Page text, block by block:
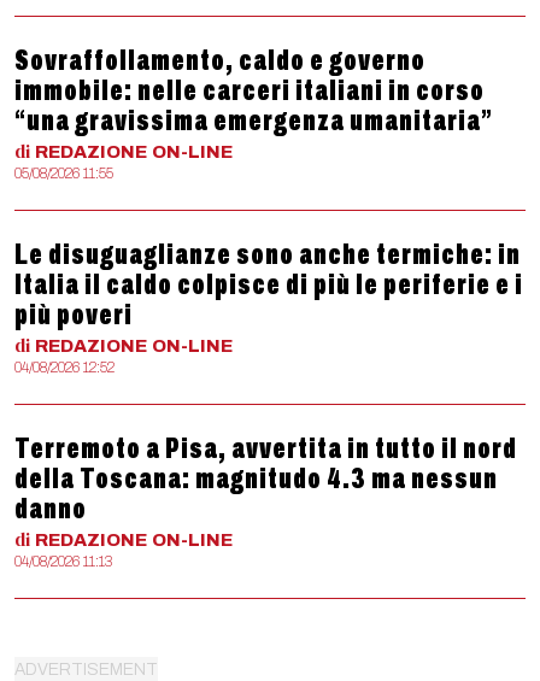
Sovraffollamento, caldo e governo
immobile: nelle carceri italiani in corso
“una gravissima emergenza umanitaria”
di REDAZIONE ON-LINE
05/08/2026 11:55
Le disuguaglianze sono anche termiche: in
Italia il caldo colpisce di più le periferie e i
più poveri
di REDAZIONE ON-LINE
04/08/2026 12:52
Terremoto a Pisa, avvertita in tutto il nord
della Toscana: magnitudo 4.3 ma nessun
danno
di REDAZIONE ON-LINE
04/08/2026 11:13